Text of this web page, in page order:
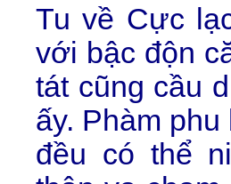
Tu về Cực
với bậc độn
tát cũng cầu
ấy. Phàm
đều có thể